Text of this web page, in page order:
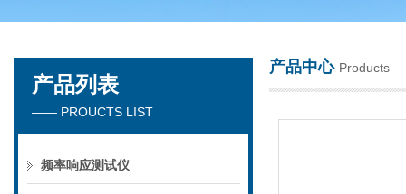
深圳市楚英豪科技有限公司
产品列表
—— PROUCTS LIST
频率响应测试仪
产品中心 Products